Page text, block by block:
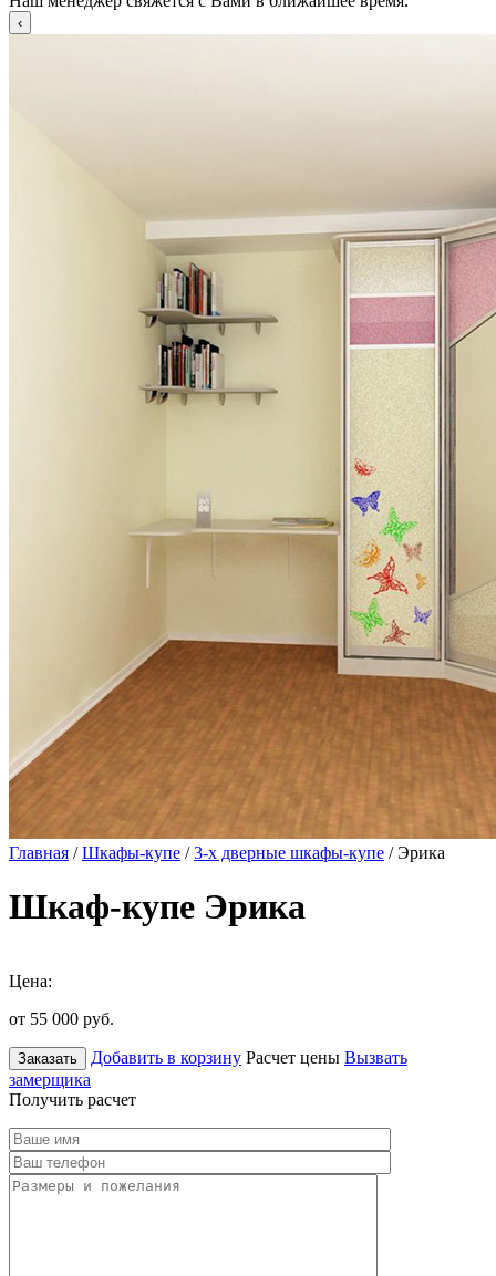
Главная /Шкафы-купе /3-х дверные шкафы-купе / Эрика
Шкаф-купе Эрика
Цена:
от 55 000 руб.
Заказать Добавить в корзину Расчет цены Вызвать
замерщика
Получить расчет